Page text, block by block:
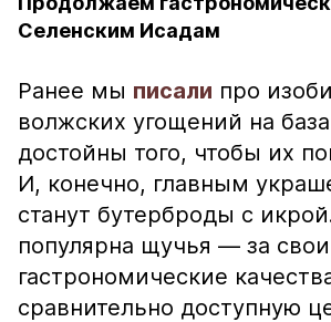
Селенским Исадам
Ранее мы писали про
волжских угощений на
достойны того, чтобы их
И, конечно, главным
станут бутерброды с
популярна щучья — за свои
гастрономические
сравнительно доступную